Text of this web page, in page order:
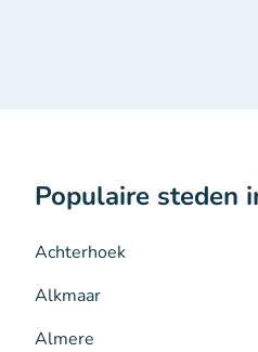
Populaire steden
Achterhoek
Alkmaar
Almere